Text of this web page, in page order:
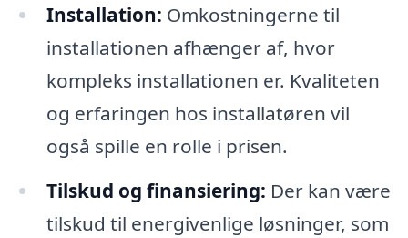
Installation: Omkostningerne til
installationen afhænger af, hvor
kompleks installationen er. Kvaliteten
og erfaringen hos installatøren vil
også spille en rolle i prisen.
Tilskud og finansiering: Der kan være
tilskud til energivenlige løsninger, som